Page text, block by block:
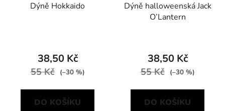
Dýně Hokkaido
38,50 Kč
55 Kč (–30 %)
DO KOŠÍKU
Dýně halloweenská Jack
O’Lantern
38,50 Kč
55 Kč (–30 %)
DO KOŠÍKU